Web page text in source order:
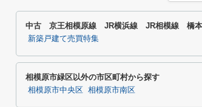
中古 京王相模原線 JR横浜線 JR相模線 橋本
新築戸建て売買特集
相模原市緑区以外の市区町村から探す
相模原市中央区 相模原市南区